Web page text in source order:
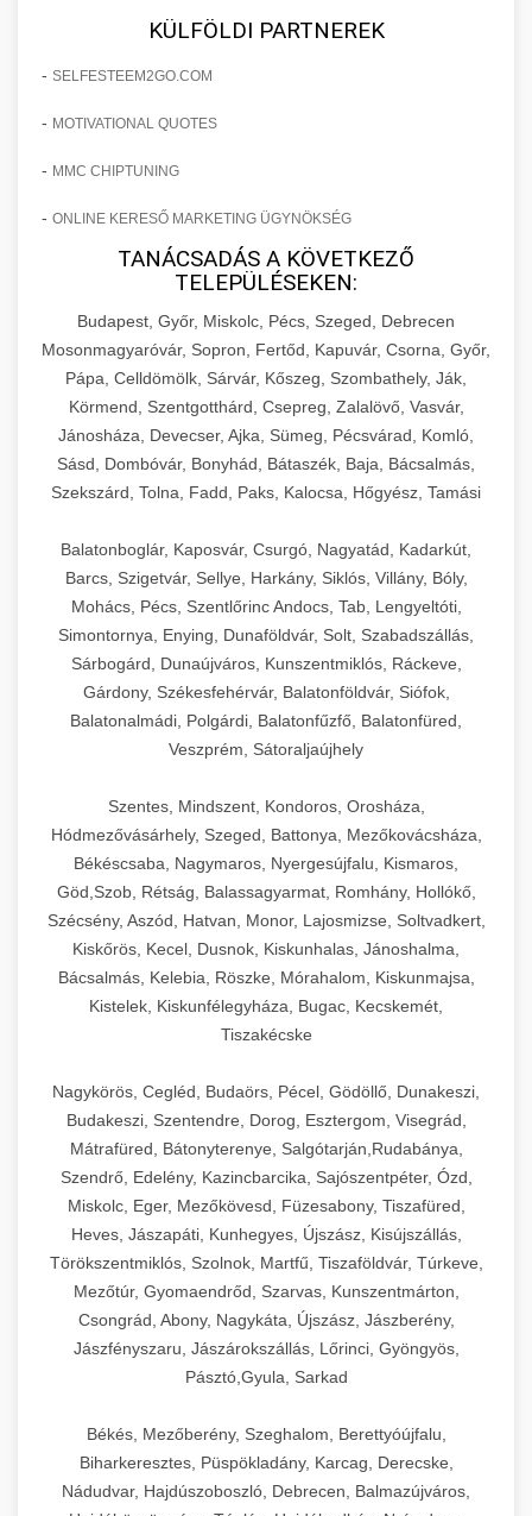
KÜLFÖLDI PARTNEREK
- SELFESTEEM2GO.COM
- MOTIVATIONAL QUOTES
- MMC CHIPTUNING
- ONLINE KERESŐ MARKETING ÜGYNÖKSÉG
TANÁCSADÁS A KÖVETKEZŐ
TELEPÜLÉSEKEN:
Budapest, Győr, Miskolc, Pécs, Szeged, Debrecen
Mosonmagyaróvár, Sopron, Fertőd, Kapuvár, Csorna, Győr,
Pápa, Celldömölk, Sárvár, Kőszeg, Szombathely, Ják,
Körmend, Szentgotthárd, Csepreg, Zalalövő, Vasvár,
Jánosháza, Devecser, Ajka, Sümeg, Pécsvárad, Komló,
Sásd, Dombóvár, Bonyhád, Bátaszék, Baja, Bácsalmás,
Szekszárd, Tolna, Fadd, Paks, Kalocsa, Hőgyész, Tamási
Balatonboglár, Kaposvár, Csurgó, Nagyatád, Kadarkút,
Barcs, Szigetvár, Sellye, Harkány, Siklós, Villány, Bóly,
Mohács, Pécs, Szentlőrinc Andocs, Tab, Lengyeltóti,
Simontornya, Enying, Dunaföldvár, Solt, Szabadszállás,
Sárbogárd, Dunaújváros, Kunszentmiklós, Ráckeve,
Gárdony, Székesfehérvár, Balatonföldvár, Siófok,
Balatonalmádi, Polgárdi, Balatonfűzfő, Balatonfüred,
Veszprém, Sátoraljaújhely
Szentes, Mindszent, Kondoros, Orosháza,
Hódmezővásárhely, Szeged, Battonya, Mezőkovácsháza,
Békéscsaba, Nagymaros, Nyergesújfalu, Kismaros,
Göd,Szob, Rétság, Balassagyarmat, Romhány, Hollókő,
Szécsény, Aszód, Hatvan, Monor, Lajosmizse, Soltvadkert,
Kiskőrös, Kecel, Dusnok, Kiskunhalas, Jánoshalma,
Bácsalmás, Kelebia, Röszke, Mórahalom, Kiskunmajsa,
Kistelek, Kiskunfélegyháza, Bugac, Kecskemét,
Tiszakécske
Nagykörös, Cegléd, Budaörs, Pécel, Gödöllő, Dunakeszi,
Budakeszi, Szentendre, Dorog, Esztergom, Visegrád,
Mátrafüred, Bátonyterenye, Salgótarján,Rudabánya,
Szendrő, Edelény, Kazincbarcika, Sajószentpéter, Ózd,
Miskolc, Eger, Mezőkövesd, Füzesabony, Tiszafüred,
Heves, Jászapáti, Kunhegyes, Újszász, Kisújszállás,
Törökszentmiklós, Szolnok, Martfű, Tiszaföldvár, Túrkeve,
Mezőtúr, Gyomaendrőd, Szarvas, Kunszentmárton,
Csongrád, Abony, Nagykáta, Újszász, Jászberény,
Jászfényszaru, Jászárokszállás, Lőrinci, Gyöngyös,
Pásztó,Gyula, Sarkad
Békés, Mezőberény, Szeghalom, Berettyóújfalu,
Biharkeresztes, Püspökladány, Karcag, Derecske,
Nádudvar, Hajdúszoboszló, Debrecen, Balmazújváros,